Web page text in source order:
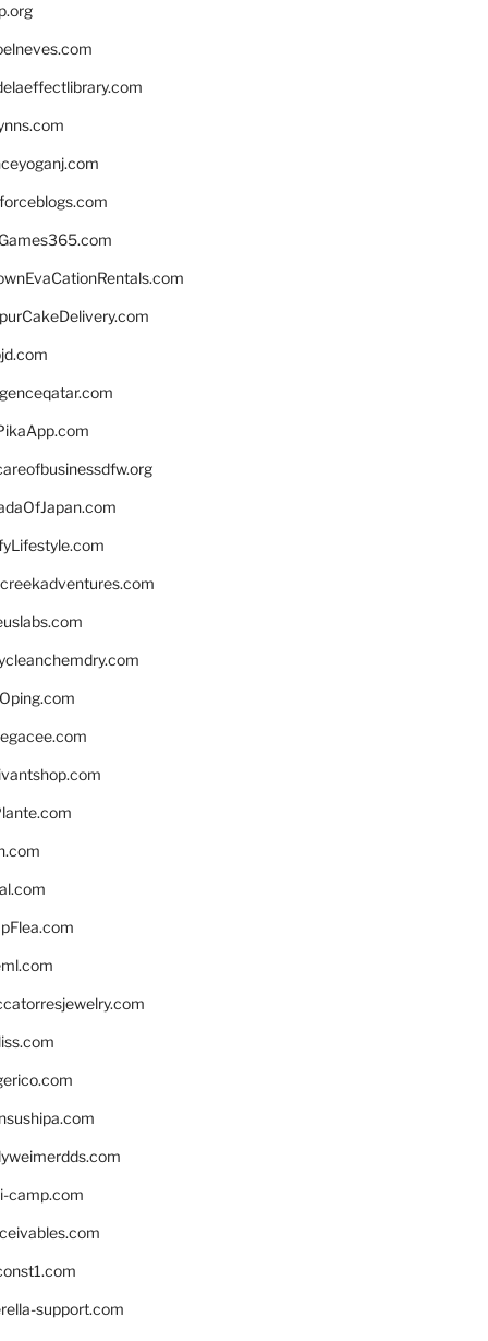
camp.com
support.com